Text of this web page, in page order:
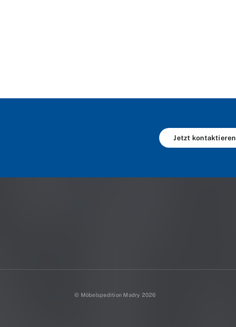
Jetzt kontaktieren
© Möbelspedition Madry 2026